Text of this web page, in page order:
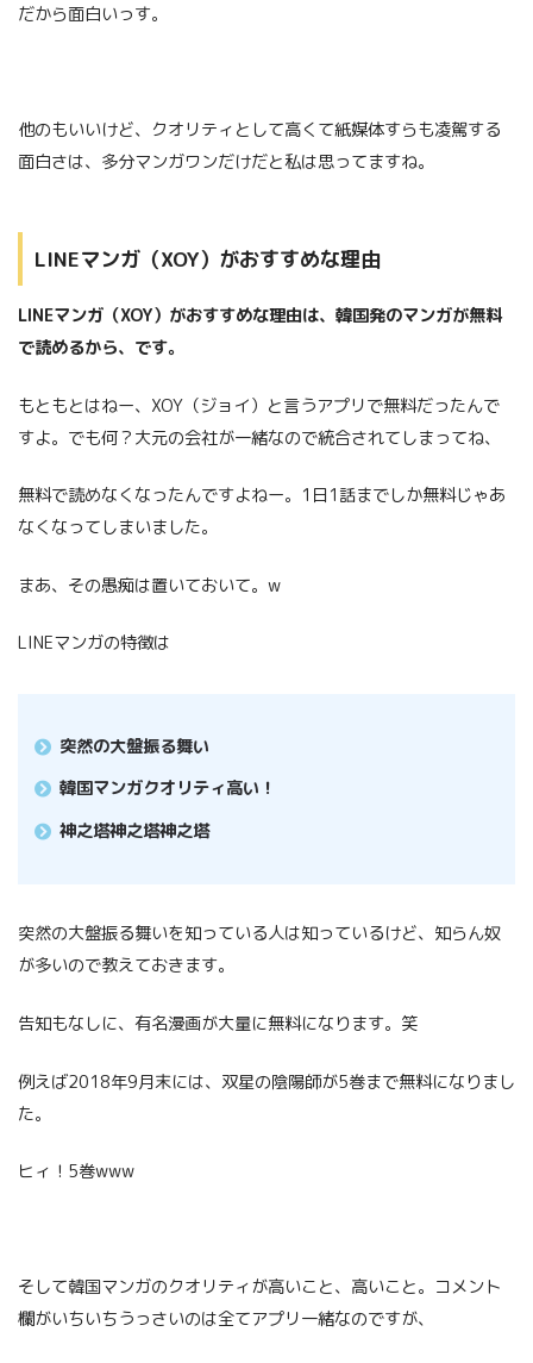
だから面白いっす。
他のもいいけど、クオリティとして高くて紙媒体すらも凌駕する
面白さは、多分マンガワンだけだと私は思ってますね。
LINEマンガ（XOY）がおすすめな理由
LINEマンガ（XOY）がおすすめな理由は、韓国発のマンガが無料
で読めるから、です。
もともとはねー、XOY（ジョイ）と言うアプリで無料だったんで
すよ。でも何？大元の会社が一緒なので統合されてしまってね、
無料で読めなくなったんですよねー。1日1話までしか無料じゃあ
なくなってしまいました。
まあ、その愚痴は置いておいて。w
LINEマンガの特徴は
突然の大盤振る舞い
韓国マンガクオリティ高い！
神之塔神之塔神之塔
突然の大盤振る舞いを知っている人は知っているけど、知らん奴
が多いので教えておきます。
告知もなしに、有名漫画が大量に無料になります。笑
例えば2018年9月末には、双星の陰陽師が5巻まで無料になりまし
た。
ヒィ！5巻www
そして韓国マンガのクオリティが高いこと、高いこと。コメント
欄がいちいちうっさいのは全てアプリ一緒なのですが、